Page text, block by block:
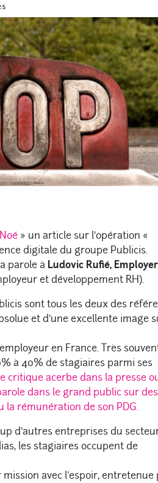
» un article sur l’opération «
digitale du groupe Publicis.
parole à Ludovic Rufié, Employer
et développement RH).
sont tous les deux des
et d’une excellente image
en France. Très
à 40% de stagiaires parmi ses
critique acerbe dans la presse
dans le grand public sur des
la rémunération de son PDG.
d’autres entreprises du
les stagiaires occupent de
avec l’espoir, entretenue